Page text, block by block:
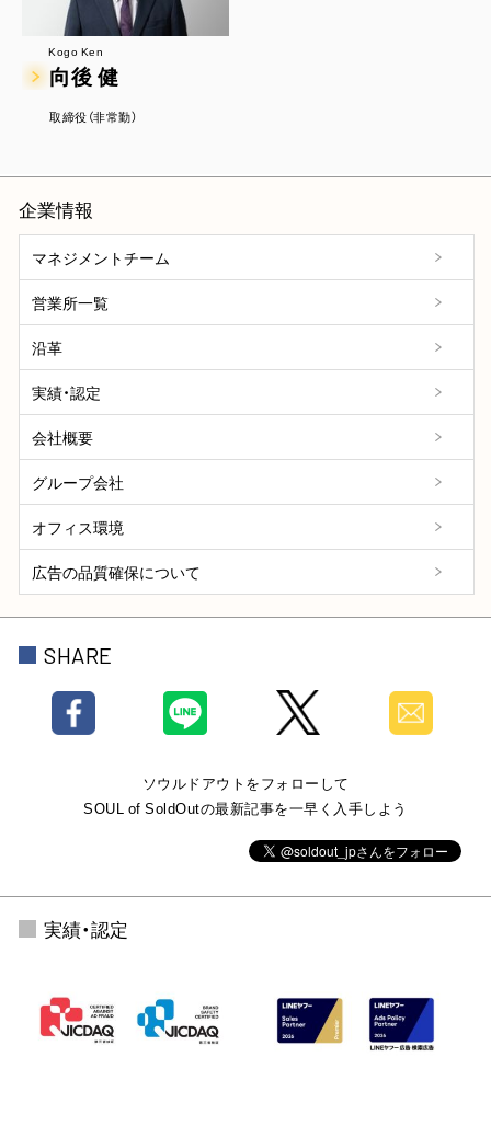
Kogo Ken
向後 健
取締役（非常勤）
企業情報
マネジメントチーム
営業所一覧
沿革
実績・認定
会社概要
グループ会社
オフィス環境
広告の品質確保について
SHARE
ソウルドアウトをフォローして
SOUL of SoldOutの最新記事を一早く入手しよう
実績・認定